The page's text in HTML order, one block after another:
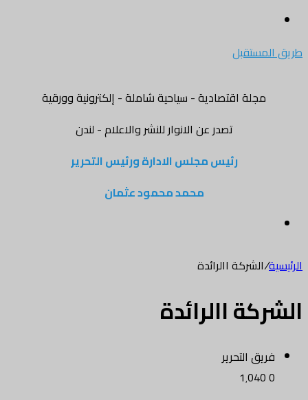
طريق المستقبل
مجلة اقتصادية - سياحية شاملة - إلكترونية وورقية
تصدر عن الانوار للنشر والاعلام - لندن
رئيس مجلس الادارة ورئيس التحرير
محمد محمود عثمان
الرئيسية/الشركة االرائدة
الشركة االرائدة
فريق التحرير
0